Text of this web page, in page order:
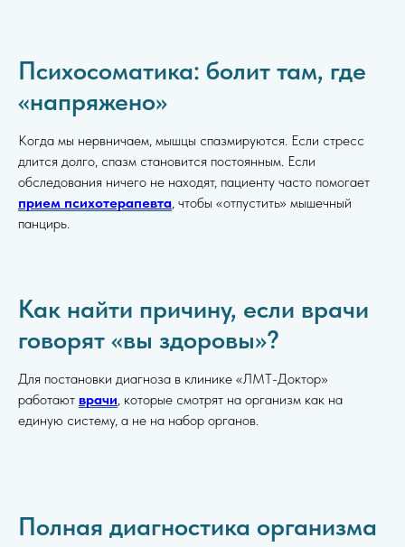
Психосоматика: болит там, где
«напряжено»
Когда мы нервничаем, мышцы спазмируются. Если стресс
длится долго, спазм становится постоянным. Если
обследования ничего не находят, пациенту часто помогает
прием психотерапевта, чтобы «отпустить» мышечный
панцирь.
Как найти причину, если врачи
говорят «вы здоровы»?
Для постановки диагноза в клинике «ЛМТ-Доктор»
работают врачи, которые смотрят на организм как на
единую систему, а не на набор органов.
Полная диагностика организма